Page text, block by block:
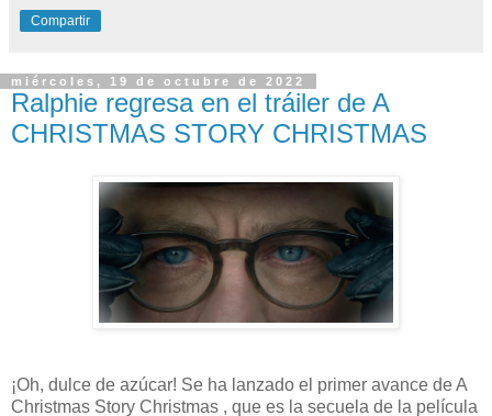
Compartir
miércoles, 19 de octubre de 2022
Ralphie regresa en el tráiler de A
CHRISTMAS STORY CHRISTMAS
¡Oh, dulce de azúcar! Se ha lanzado el primer avance de A
Christmas Story Christmas , que es la secuela de la película